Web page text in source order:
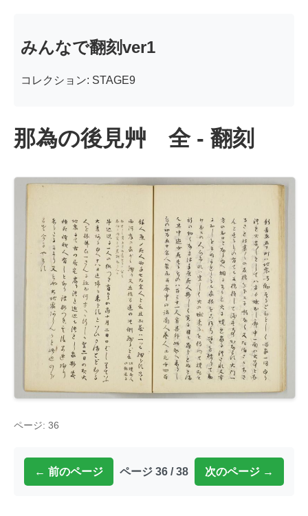
みんなで翻刻ver1
コレクション: STAGE9
那為の後見艸 全 - 翻刻
ページ: 36
← 前のページ ページ 36 / 38 次のページ →